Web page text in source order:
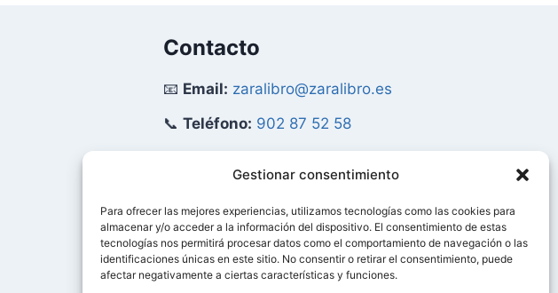
Gestionar consentimiento
Para ofrecer las mejores experiencias, utilizamos tecnologías como las cookies para
almacenar y/o acceder a la información del dispositivo. El consentimiento de estas
tecnologías nos permitirá procesar datos como el comportamiento de navegación o las
identificaciones únicas en este sitio. No consentir o retirar el consentimiento, puede
afectar negativamente a ciertas características y funciones.
Contacto
📧 Email: zaralibro@zaralibro.es
📞 Teléfono: 902 87 52 58
Mi Cuenta
👤Acceder / Mi Cuenta
🛒Ver Carrito